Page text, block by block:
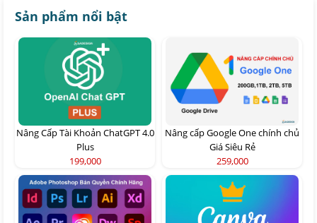
Sản phẩm nổi bật
Nâng Cấp Tài Khoản ChatGPT 4.0
Plus
199,000
Nâng cấp Google One chính chủ
Giá Siêu Rẻ
259,000